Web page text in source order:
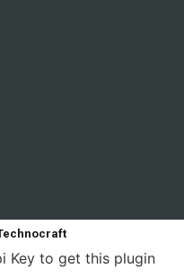
Key to get this plugin